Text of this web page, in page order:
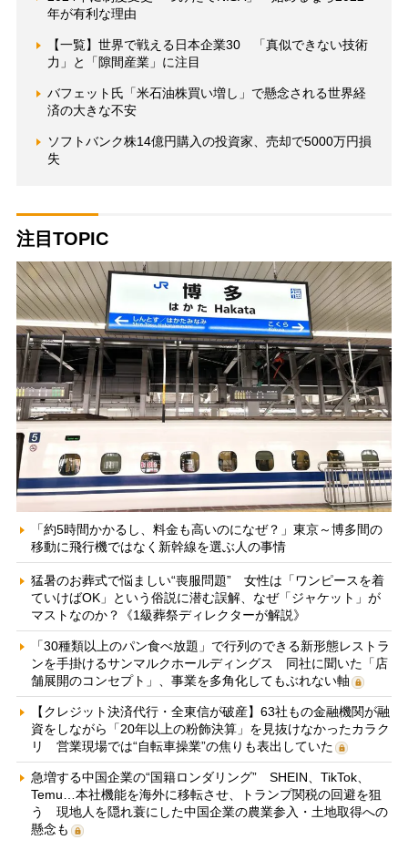
年が有利な理由
【一覧】世界で戦える日本企業30 「真似できない技術
力」と「隙間産業」に注目
バフェット氏「米石油株買い増し」で懸念される世界経
済の大きな不安
ソフトバンク株14億円購入の投資家、売却で5000万円損
失
注目TOPIC
「約5時間かかるし、料金も高いのになぜ？」東京～博多間の
移動に飛行機ではなく新幹線を選ぶ人の事情
猛暑のお葬式で悩ましい“喪服問題” 女性は「ワンピースを着
ていけばOK」という俗説に潜む誤解、なぜ「ジャケット」が
マストなのか？《1級葬祭ディレクターが解説》
「30種類以上のパン食べ放題」で行列のできる新形態レストラ
ンを手掛けるサンマルクホールディングス 同社に聞いた「店
舗展開のコンセプト」、事業を多角化してもぶれない軸
【クレジット決済代行・全東信が破産】63社もの金融機関が融
資をしながら「20年以上の粉飾決算」を見抜けなかったカラク
リ 営業現場では“自転車操業”の焦りも表出していた
急増する中国企業の“国籍ロンダリング” SHEIN、TikTok、
Temu…本社機能を海外に移転させ、トランプ関税の回避を狙
う 現地人を隠れ蓑にした中国企業の農業参入・土地取得への
懸念も